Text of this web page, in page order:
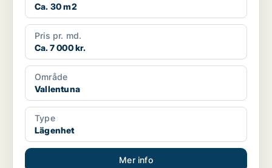
Ca. 30 m2
Pris pr. md.
Ca. 7 000 kr.
Område
Vallentuna
Type
Lägenhet
Mer info